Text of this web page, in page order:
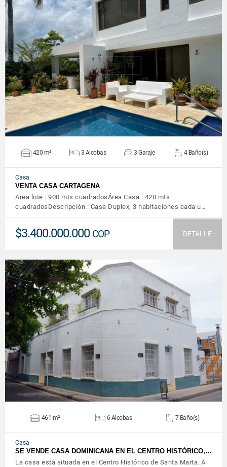
VER DETALLES
420 m² 3 Alcobas 3 Garaje 4 Baño(s)
Casa
VENTA CASA CARTAGENA
Area lote : 900 mts cuadradosÁrea Casa : 420 mts
cuadradosDescripción : Casa Duplex, 3 habitaciones cada u…
$3.400.000.000 COP DETALLE
461 m² 6 Alcobas 7 Baño(s)
Casa
SE VENDE CASA DOMINICANA EN EL CENTRO HISTÓRICO,…
La casa está situada en el Centro Histórico de Santa Marta. A